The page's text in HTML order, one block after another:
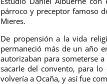
párroco y preceptor famoso
Mieres.
De propensión a la vida
permaneció más de un año
autorizaban para someterse
sacarle del convento, para
volvería a Ocaña, y así fue